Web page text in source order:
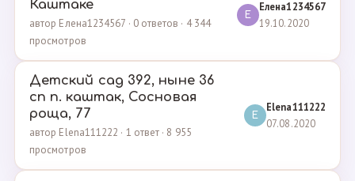
Каштаке
автор Елена1234567 · 0 ответов · 4 344
просмотров
Е
Елена1234567
19.10.2020
Детский сад 392, ныне 36
сп п. каштак, Сосновая
роща, 77
автор Elena111222 · 1 ответ · 8 955
просмотров
E
Elena111222
07.08.2020